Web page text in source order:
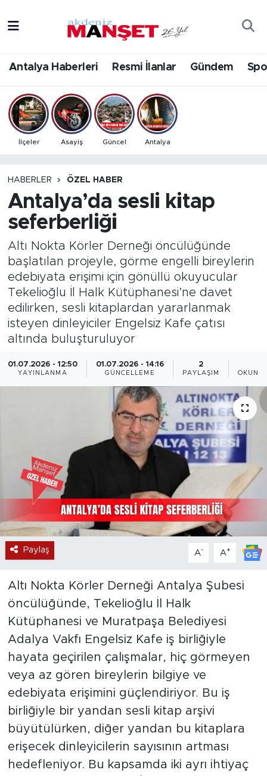
Antalya Haberleri Resmi İlanlar Gündem
İlçeler Asayiş Güncel Antalya
HABERLER ÖZEL HABER
Antalya’da sesli kitap
seferberliği
Altı Nokta Körler Derneği öncülüğünde
başlatılan projeyle, görme engelli bireylerin
edebiyata erişimi için gönüllü okuyucular
Tekelioğlu İl Halk Kütüphanesi’ne davet
edilirken, sesli kitaplardan yararlanmak
isteyen dinleyiciler Engelsiz Kafe çatısı
altında buluşturuluyor
01.07.2026 - 12:50
YAYINLANMA
01.07.2026 - 14:16
GÜNCELLEME
2
PAYLAŞIM
Paylaş A- A+
Altı Nokta Körler Derneği Antalya Şubesi
öncülüğünde, Tekelioğlu İl Halk
Kütüphanesi ve Muratpaşa Belediyesi
Adalya Vakfı Engelsiz Kafe iş birliğiyle
hayata geçirilen çalışmalar, hiç görmeyen
veya az gören bireylerin bilgiye ve
edebiyata erişimini güçlendiriyor. Bu iş
birliğiyle bir yandan sesli kitap arşivi
büyütülürken, diğer yandan bu kitaplara
erişecek dinleyicilerin sayısının artması
hedefleniyor. Bu kapsamda iki ayrı ihtiyaç
Bilim & Teknoloji
Eğitim
Ekonomi
Gündem
İlçeler
Kültür- Sanat
Magazin
Özel Haber
Resmi İlanlar
Turizm
Antalya Hava Durumu
Antalya Namaz Vakitleri
Antalya Trafik Yoğunluk Haritası
Tüm Manşetler
Son Dakika Haberleri
Haber Arşivi